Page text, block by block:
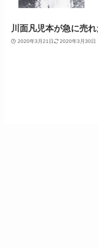
川面凡児本が急に売
2020年3月21日 2020年3月30日